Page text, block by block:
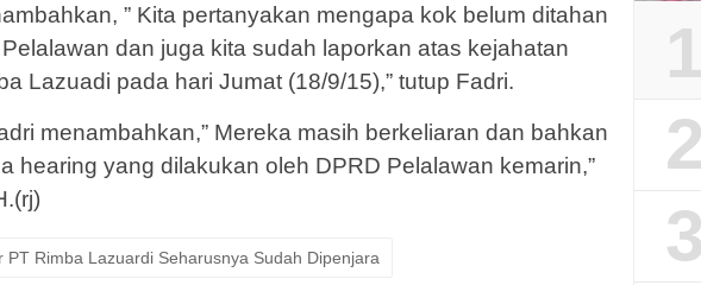
” Kita pertanyakan mengapa kok belum ditahan
dan juga kita sudah laporkan atas kejahatan
Lazuadi pada hari Jumat (18/9/15),” tutup Fadri.
menambahkan,” Mereka masih berkeliaran dan bahkan
hearing yang dilakukan oleh DPRD Pelalawan kemarin,”
PT Rimba Lazuardi Seharusnya Sudah Dipenjara
1
2
3